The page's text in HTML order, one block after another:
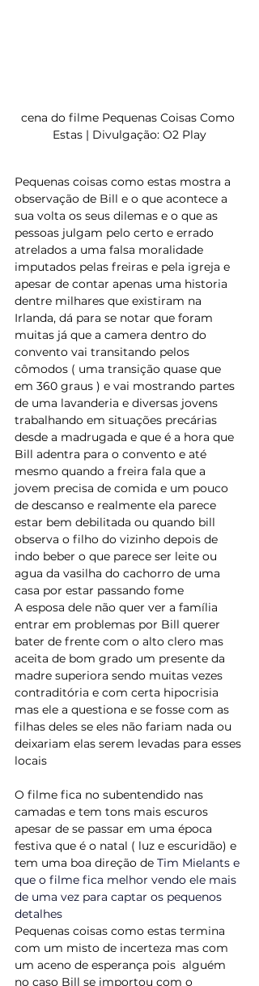
cena do filme Pequenas Coisas Como
Estas | Divulgação: O2 Play
Pequenas coisas como estas mostra a
observação de Bill e o que acontece a
sua volta os seus dilemas e o que as
pessoas julgam pelo certo e errado
atrelados a uma falsa moralidade
imputados pelas freiras e pela igreja e
apesar de contar apenas uma historia
dentre milhares que existiram na
Irlanda, dá para se notar que foram
muitas já que a camera dentro do
convento vai transitando pelos
cômodos ( uma transição quase que
em 360 graus ) e vai mostrando partes
de uma lavanderia e diversas jovens
trabalhando em situações precárias
desde a madrugada e que é a hora que
Bill adentra para o convento e até
mesmo quando a freira fala que a
jovem precisa de comida e um pouco
de descanso e realmente ela parece
estar bem debilitada ou quando bill
observa o filho do vizinho depois de
indo beber o que parece ser leite ou
agua da vasilha do cachorro de uma
casa por estar passando fome
A esposa dele não quer ver a família
entrar em problemas por Bill querer
bater de frente com o alto clero mas
aceita de bom grado um presente da
madre superiora sendo muitas vezes
contraditória e com certa hipocrisia
mas ele a questiona e se fosse com as
filhas deles se eles não fariam nada ou
deixariam elas serem levadas para esses
locais
O filme fica no subentendido nas
camadas e tem tons mais escuros
apesar de se passar em uma época
festiva que é o natal ( luz e escuridão) e
tem uma boa direção de Tim Mielants e
que o filme fica melhor vendo ele mais
de uma vez para captar os pequenos
detalhes
Pequenas coisas como estas termina
com um misto de incerteza mas com
um aceno de esperança pois  alguém
no caso Bill se importou com o